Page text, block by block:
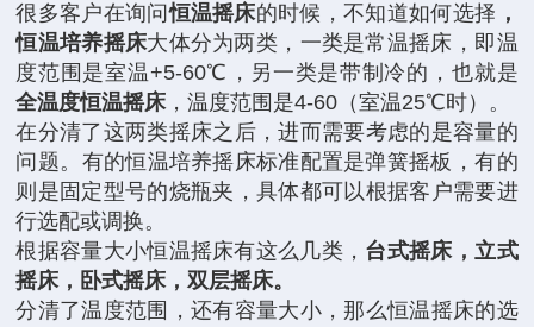
很多客户在询问恒温摇床的时候，不知道如何选择 ，
恒温培养摇床大体分为两类，一类是常温摇床，即温
度范围是室温+5-60℃，另一类是带制冷的，也就是
全温度恒温摇床，温度范围是4-60（室温25℃时）。
在分清了这两类摇床之后，进而需要考虑的是容量的
问题。有的恒温培养摇床标准配置是弹簧摇板，有的
则是固定型号的烧瓶夹，具体都可以根据客户需要进
行选配或调换。
根据容量大小恒温摇床有这么几类， 台式摇床，立式
摇床， 卧式摇床，双层摇床。
分清了温度范围，还有容量大小，那么恒温摇床的选